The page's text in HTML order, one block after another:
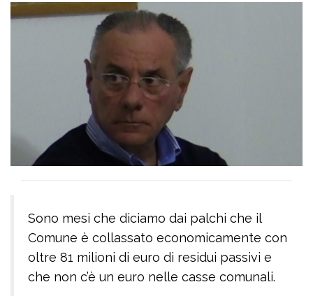
Sono mesi che diciamo dai palchi che il
Comune è collassato economicamente con
oltre 81 milioni di euro di residui passivi e
che non c’è un euro nelle casse comunali.